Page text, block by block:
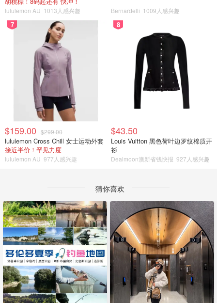
lululemon AU 1013人感兴趣 Bernardelli 1009人感兴趣
7
$159.00 $299.00
lululemon Cross Chill 女士运动外套
接近半价！罕见力度
lululemon AU 977人感兴趣
8
$43.50
Louis Vuitton 黑色荷叶边罗纹棉质开
衫
Dealmoon澳新省钱快报 927人感兴趣
猜你喜欢